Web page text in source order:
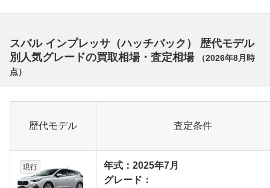
スバル インプレッサ（ハッチバック） 歴代モデル
別人気グレードの買取相場・査定相場
（2026年8月 時
点）
歴代モデル 査定条件
現行
年式：2025年7月
グレード：